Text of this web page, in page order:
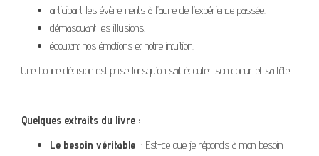
anticipant les évènements à l’aune de l’expérience passée.
démasquant les illusions.
écoutant nos émotions et notre intuition.
Une bonne décision est prise lorsqu’on sait écouter son coeur et sa tête.
Quelques extraits du livre :
Le besoin véritable : Est-ce que je réponds à mon besoin